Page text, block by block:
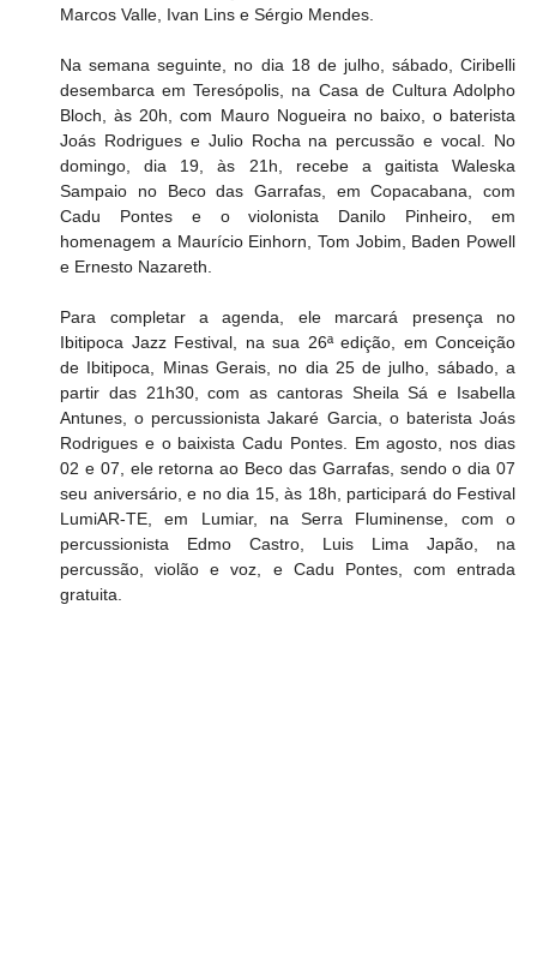
Marcos Valle, Ivan Lins e Sérgio Mendes.
Na semana seguinte, no dia 18 de julho, sábado, Ciribelli
desembarca em Teresópolis, na Casa de Cultura Adolpho
Bloch, às 20h, com Mauro Nogueira no baixo, o baterista
Joás Rodrigues e Julio Rocha na percussão e vocal. No
domingo, dia 19, às 21h, recebe a gaitista Waleska
Sampaio no Beco das Garrafas, em Copacabana, com
Cadu Pontes e o violonista Danilo Pinheiro, em
homenagem a Maurício Einhorn, Tom Jobim, Baden Powell
e Ernesto Nazareth.
Para completar a agenda, ele marcará presença no
Ibitipoca Jazz Festival, na sua 26ª edição, em Conceição
de Ibitipoca, Minas Gerais, no dia 25 de julho, sábado, a
partir das 21h30, com as cantoras Sheila Sá e Isabella
Antunes, o percussionista Jakaré Garcia, o baterista Joás
Rodrigues e o baixista Cadu Pontes. Em agosto, nos dias
02 e 07, ele retorna ao Beco das Garrafas, sendo o dia 07
seu aniversário, e no dia 15, às 18h, participará do Festival
LumiAR-TE, em Lumiar, na Serra Fluminense, com o
percussionista Edmo Castro, Luis Lima Japão, na
percussão, violão e voz, e Cadu Pontes, com entrada
gratuita.